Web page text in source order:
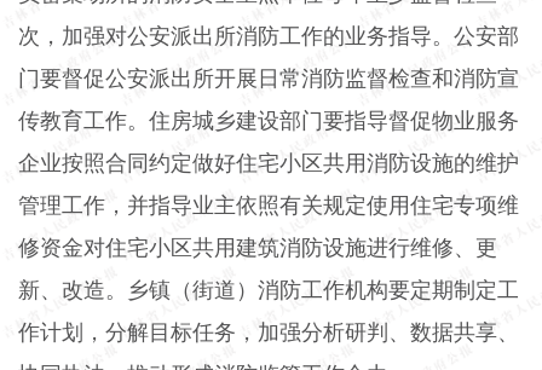
次，加强对公安派出所消防工作的业务指导。公安部
门要督促公安派出所开展日常消防监督检查和消防宣
传教育工作。住房城乡建设部门要指导督促物业服务
企业按照合同约定做好住宅小区共用消防设施的维护
管理工作，并指导业主依照有关规定使用住宅专项维
修资金对住宅小区共用建筑消防设施进行维修、更
新、改造。乡镇（街道）消防工作机构要定期制定工
作计划，分解目标任务，加强分析研判、数据共享、